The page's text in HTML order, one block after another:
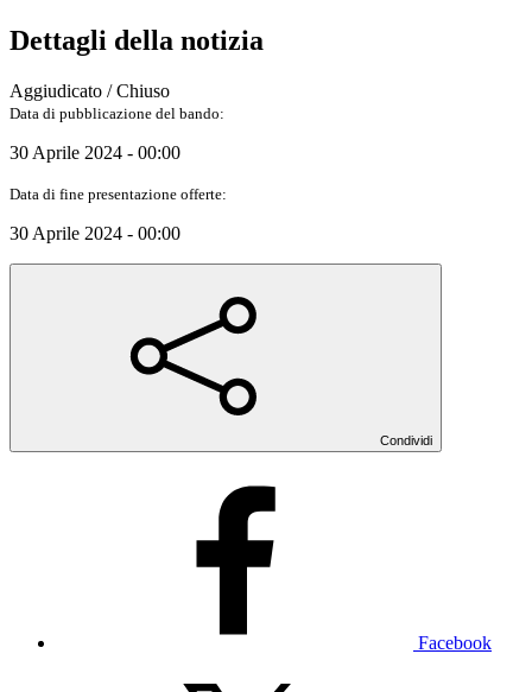
Dettagli della notizia
Aggiudicato / Chiuso
Data di pubblicazione del bando:
30 Aprile 2024 - 00:00
Data di fine presentazione offerte:
30 Aprile 2024 - 00:00
Condividi
Facebook